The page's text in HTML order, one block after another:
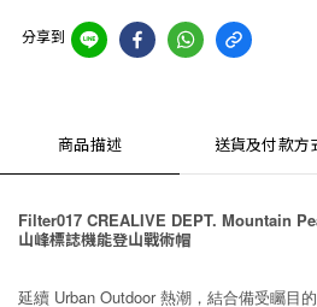
分享到
商品描述 送貨及付款方
Filter017 CREALIVE DEPT. Mountain
山峰標誌機能登山戰術帽
延續 Urban Outdoor 熱潮，結合備受矚目